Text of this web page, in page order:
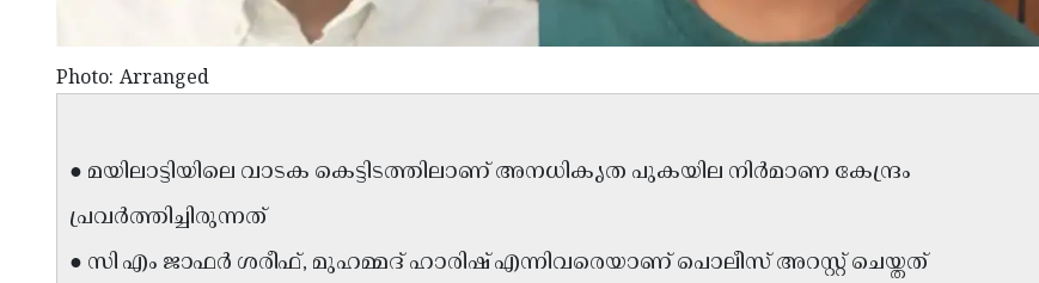
Photo: Arranged
● മയിലാട്ടിയിലെ വാടക കെട്ടിടത്തിലാണ് അനധികൃത പുകയില നിർമാണ കേന്ദ്രം
പ്രവർത്തിച്ചിരുന്നത്
● സി എം ജാഫർ ശരീഫ്, മുഹമ്മദ് ഹാരിഷ് എന്നിവരെയാണ് പൊലീസ് അറസ്റ്റ് ചെയ്തത്